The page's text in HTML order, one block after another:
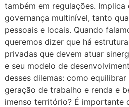
também em regulações.
governança multinível, tanto
pessoais e locais. Quando
queremos dizer que há
privadas que devem atuar
e seu modelo de
desses dilemas: como
geração de trabalho e renda e
imenso território? É importante